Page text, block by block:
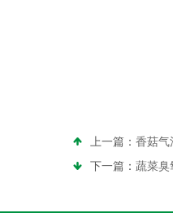
上一篇： 香菇气
下一篇： 蔬菜臭